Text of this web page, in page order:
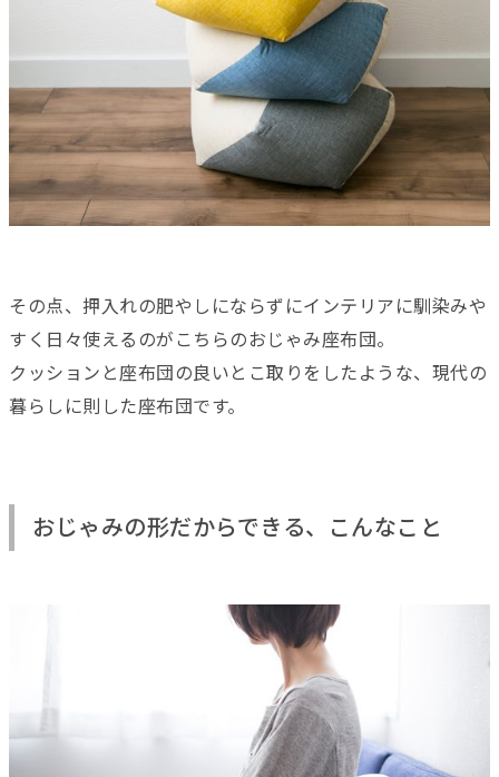
その点、押入れの肥やしにならずにインテリアに馴染みや
すく日々使えるのがこちらのおじゃみ座布団。
クッションと座布団の良いとこ取りをしたような、現代の
暮らしに則した座布団です。
おじゃみの形だからできる、こんなこと